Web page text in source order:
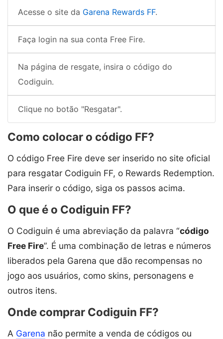
Acesse o site da Garena Rewards FF.
Faça login na sua conta Free Fire.
Na página de resgate, insira o código do
Codiguin.
Clique no botão "Resgatar".
Como colocar o código FF?
O código Free Fire deve ser inserido no site oficial
para resgatar Codiguin FF, o Rewards Redemption.
Para inserir o código, siga os passos acima.
O que é o Codiguin FF?
O Codiguin é uma abreviação da palavra “código
Free Fire”. É uma combinação de letras e números
liberados pela Garena que dão recompensas no
jogo aos usuários, como skins, personagens e
outros itens.
Onde comprar Codiguin FF?
A Garena não permite a venda de códigos ou